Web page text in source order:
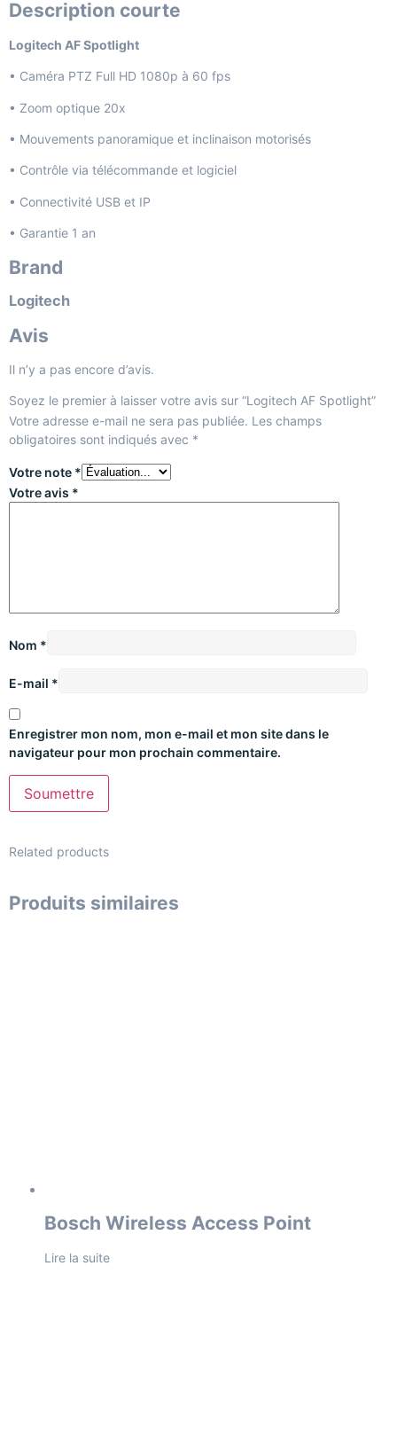
Description courte
Logitech AF Spotlight
• Caméra PTZ Full HD 1080p à 60 fps
• Zoom optique 20x
• Mouvements panoramique et inclinaison motorisés
• Contrôle via télécommande et logiciel
• Connectivité USB et IP
• Garantie 1 an
Brand
Logitech
Avis
Il n’y a pas encore d’avis.
Soyez le premier à laisser votre avis sur “Logitech AF Spotlight”
Votre adresse e-mail ne sera pas publiée. Les champs
obligatoires sont indiqués avec *
Votre note *
Votre avis *
Nom *
E-mail *
Enregistrer mon nom, mon e-mail et mon site dans le
navigateur pour mon prochain commentaire.
Related products
Produits similaires
Bosch Wireless Access Point
Lire la suite